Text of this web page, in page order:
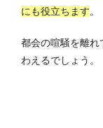
にも役立ちます。
都会の喧騒を離れ
わえるでしょう。